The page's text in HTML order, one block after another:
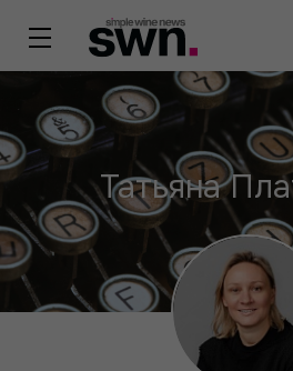
Татьяна